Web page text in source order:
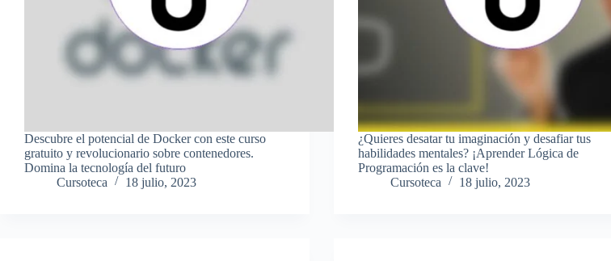
Descubre el potencial de Docker con este curso
gratuito y revolucionario sobre contenedores.
Domina la tecnología del futuro
Cursoteca
18 julio, 2023
¿Quieres desatar tu imaginación y desafiar tus
habilidades mentales? ¡Aprender Lógica de
Programación es la clave!
Cursoteca
18 julio, 2023